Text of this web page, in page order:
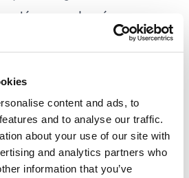
content and ads, to
and to analyse our traffic.
about your use of our site with
and analytics partners who
information that you’ve
vos données
tout accès, modification,
Nous pouvons partager
avec des prestataires
partenaires ou des
au GDPR. Nous ne
vos données personnelles